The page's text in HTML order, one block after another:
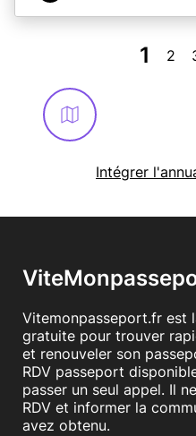
1 2
Intégrer
Vitemonpasseport.fr est
gratuite pour trouver
et renouveler son
RDV passeport
passer un seul appel. Il
RDV et informer la
avez obtenu.